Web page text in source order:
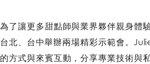
為了讓更多甜點師與業界夥伴親身體
台北、台中舉辦兩場精彩示範會。
的方式與來賓互動，分享專業技術與